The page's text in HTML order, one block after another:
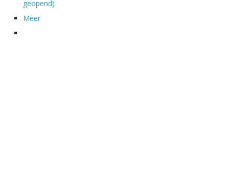
geopend)
Meer